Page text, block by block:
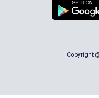
Copyright